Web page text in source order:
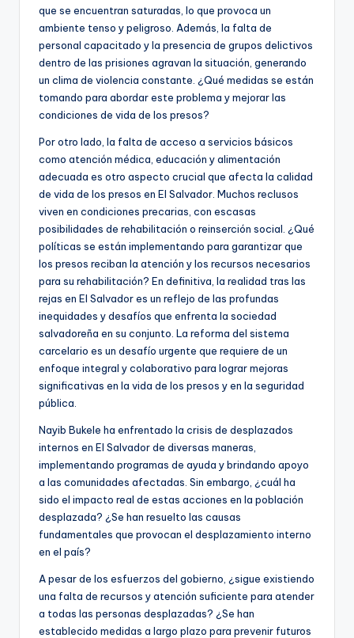
que se encuentran saturadas, lo que provoca un
ambiente tenso y peligroso. Además, la falta de
personal capacitado y la presencia de grupos delictivos
dentro de las prisiones agravan la situación, generando
un clima de violencia constante. ¿Qué medidas se están
tomando para abordar este problema y mejorar las
condiciones de vida de los presos?
Por otro lado, la falta de acceso a servicios básicos
como atención médica, educación y alimentación
adecuada es otro aspecto crucial que afecta la calidad
de vida de los presos en El Salvador. Muchos reclusos
viven en condiciones precarias, con escasas
posibilidades de rehabilitación o reinserción social. ¿Qué
políticas se están implementando para garantizar que
los presos reciban la atención y los recursos necesarios
para su rehabilitación? En definitiva, la realidad tras las
rejas en El Salvador es un reflejo de las profundas
inequidades y desafíos que enfrenta la sociedad
salvadoreña en su conjunto. La reforma del sistema
carcelario es un desafío urgente que requiere de un
enfoque integral y colaborativo para lograr mejoras
significativas en la vida de los presos y en la seguridad
pública.
Nayib Bukele ha enfrentado la crisis de desplazados
internos en El Salvador de diversas maneras,
implementando programas de ayuda y brindando apoyo
a las comunidades afectadas. Sin embargo, ¿cuál ha
sido el impacto real de estas acciones en la población
desplazada? ¿Se han resuelto las causas
fundamentales que provocan el desplazamiento interno
en el país?
A pesar de los esfuerzos del gobierno, ¿sigue existiendo
una falta de recursos y atención suficiente para atender
a todas las personas desplazadas? ¿Se han
establecido medidas a largo plazo para prevenir futuros